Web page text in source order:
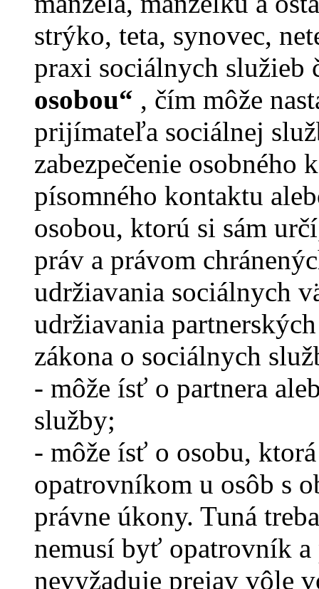
strýko, teta, synovec,
praxi sociálnych služieb
osobou“ , čím môže
prijímateľa sociálnej
zabezpečenie
písomného kontaktu
osobou, ktorú si sám
práv a právom
udržiavania sociálnych
udržiavania
zákona o sociálnych
- môže ísť o partnera
služby;
- môže ísť o osobu,
opatrovníkom u osôb s
právne úkony. Tuná
nemusí byť opatrovník a
nevyžaduje prejav vôle